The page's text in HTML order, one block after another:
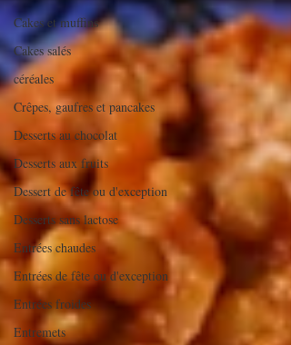
Cakes et muffins
Cakes salés
céréales
Crêpes, gaufres et pancakes
Desserts au chocolat
Desserts aux fruits
Dessert de fête ou d'exception
Desserts sans lactose
Entrées chaudes
Entrées de fête ou d'exception
Entrées froides
Entremets